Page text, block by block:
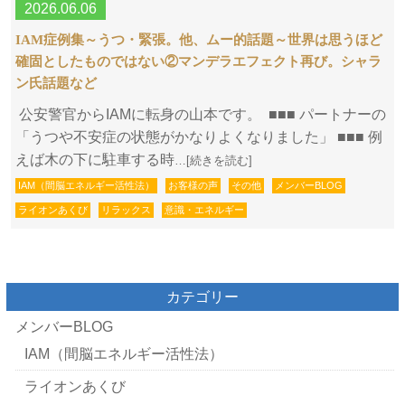
2026.06.06
IAM症例集～うつ・緊張。他、ムー的話題～世界は思うほど
確固としたものではない②マンデラエフェクト再び。シャラ
ン氏話題など
公安警官からIAMに転身の山本です。 ■■■ パートナーの
「うつや不安症の状態がかなりよくなりました」 ■■■ 例
えば木の下に駐車する時…[続きを読む]
IAM（間脳エネルギー活性法） お客様の声 その他 メンバーBLOG
ライオンあくび リラックス 意識・エネルギー
カテゴリー
メンバーBLOG
IAM（間脳エネルギー活性法）
ライオンあくび